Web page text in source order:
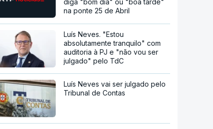
diga "bom dia" ou "boa tarde"
na ponte 25 de Abril
Luís Neves. "Estou
absolutamente tranquilo" com
auditoria à PJ e "não vou ser
julgado" pelo TdC
Luís Neves vai ser julgado pelo
Tribunal de Contas